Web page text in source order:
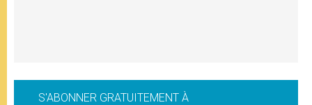
S'ABONNER GRATUITEMENT À